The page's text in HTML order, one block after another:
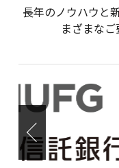
長年のノウハウと
まざまなご